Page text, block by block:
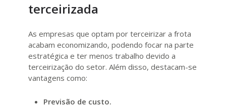
terceirizada
As empresas que optam por terceirizar a frota
acabam economizando, podendo focar na parte
estratégica e ter menos trabalho devido a
terceirização do setor. Além disso, destacam-se
vantagens como:
Previsão de custo.